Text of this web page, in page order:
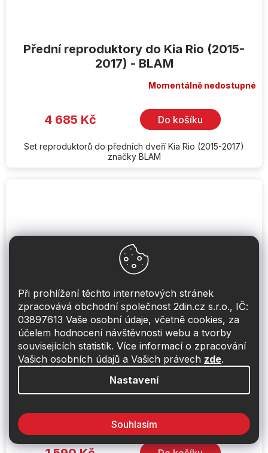
Při prohlížení těchto internetových stránek
zpracovává obchodní společnost 2din.cz s.r.o., IČ:
03897613 Vaše osobní údaje, včetně cookies, za
účelem hodnocení návštěvnosti webu a tvorby
souvisejících statistik. Více informací o zpracování
Vašich osobních údajů a Vašich právech zde.
Nastavení
Souhlasím
Přední reproduktory do Kia Rio (2015-
2017) - BLAM
Momentálně nedostupné
4 685 Kč Do košíku
Set reproduktorů do předních dveří Kia Rio (2015-2017)
značky BLAM
Zadní reproduktory do Kia Soul (2009-) -
Autotek
Obvykle skladem do 48hod